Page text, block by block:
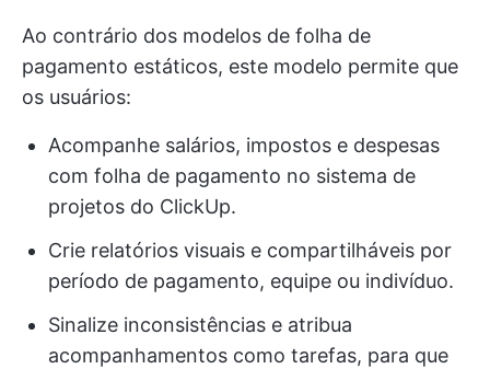
Ao contrário dos modelos de folha de
pagamento estáticos, este modelo permite que
os usuários:
Acompanhe salários, impostos e despesas
com folha de pagamento no sistema de
projetos do ClickUp.
Crie relatórios visuais e compartilháveis por
período de pagamento, equipe ou indivíduo.
Sinalize inconsistências e atribua
acompanhamentos como tarefas, para que